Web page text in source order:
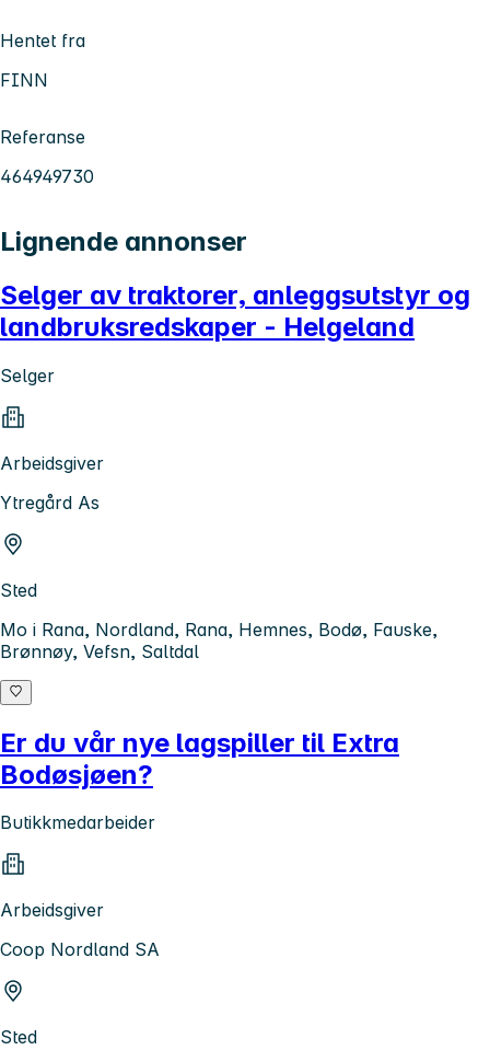
Hentet fra
FINN
Referanse
464949730
Lignende annonser
Selger av traktorer, anleggsutstyr og
landbruksredskaper - Helgeland
Selger
Arbeidsgiver
Ytregård As
Sted
Mo i Rana, Nordland, Rana, Hemnes, Bodø, Fauske,
Brønnøy, Vefsn, Saltdal
Er du vår nye lagspiller til Extra
Bodøsjøen?
Butikkmedarbeider
Arbeidsgiver
Coop Nordland SA
Sted